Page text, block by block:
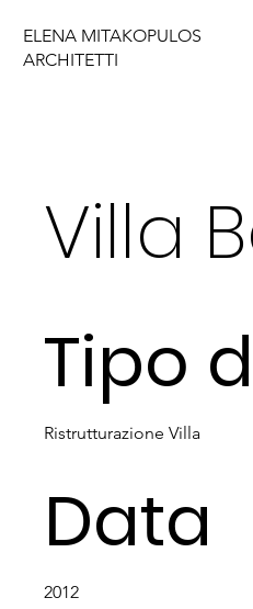
ELENA MITAKOPULOS
ARCHITETTI
Villa
Tipo
Ristrutturazione Villa
Data
2012